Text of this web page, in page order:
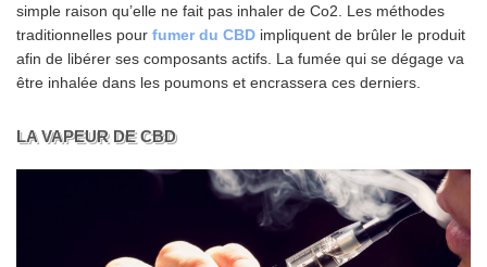
simple raison qu’elle ne fait pas inhaler de Co2. Les méthodes
traditionnelles pour fumer du CBD impliquent de brûler le produit
afin de libérer ses composants actifs. La fumée qui se dégage va
être inhalée dans les poumons et encrassera ces derniers.
LA VAPEUR DE CBD